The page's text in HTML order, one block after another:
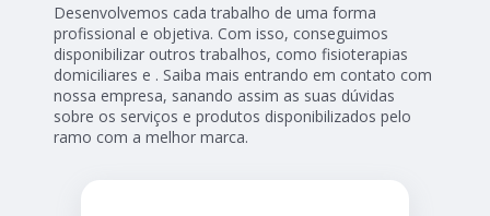
Desenvolvemos cada trabalho de uma forma
profissional e objetiva. Com isso, conseguimos
disponibilizar outros trabalhos, como fisioterapias
domiciliares e . Saiba mais entrando em contato com
nossa empresa, sanando assim as suas dúvidas
sobre os serviços e produtos disponibilizados pelo
ramo com a melhor marca.